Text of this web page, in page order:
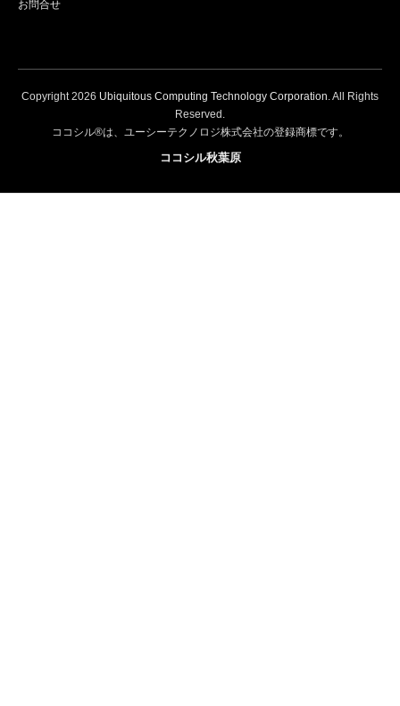
お問合せ
Copyright2026 Ubiquitous Computing Technology Corporation. All Rights
Reserved.
ココシル®は、ユーシーテクノロジ株式会社の登録商標です。
ココシル秋葉原